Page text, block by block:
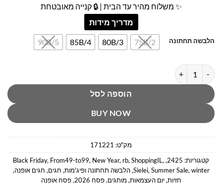
✨ משלוח מהיר עד הבית | 🔒 קנייה מאובטחת
מדריך מידות
הלבשה תחתונה 75B/2
80B/3
85B/4
90B/5
כמות של חזיית פוש-אפ מעצבת וגב חשוף צבע גוף סיאליי
הוספה לסל
BUY NOW
מק"ט: 171221
קטגוריות: 2425
,
Black Friday, From49-to99, New Year, rb,ShoppingIL,
Sielei,Summer Sale,winter
,הלבשה תחתונה ופיג'מות, חגים, חגים אופנה,
חזיות,יום העצמאות, מותגים,פסח 2026 ,פסח אופנה